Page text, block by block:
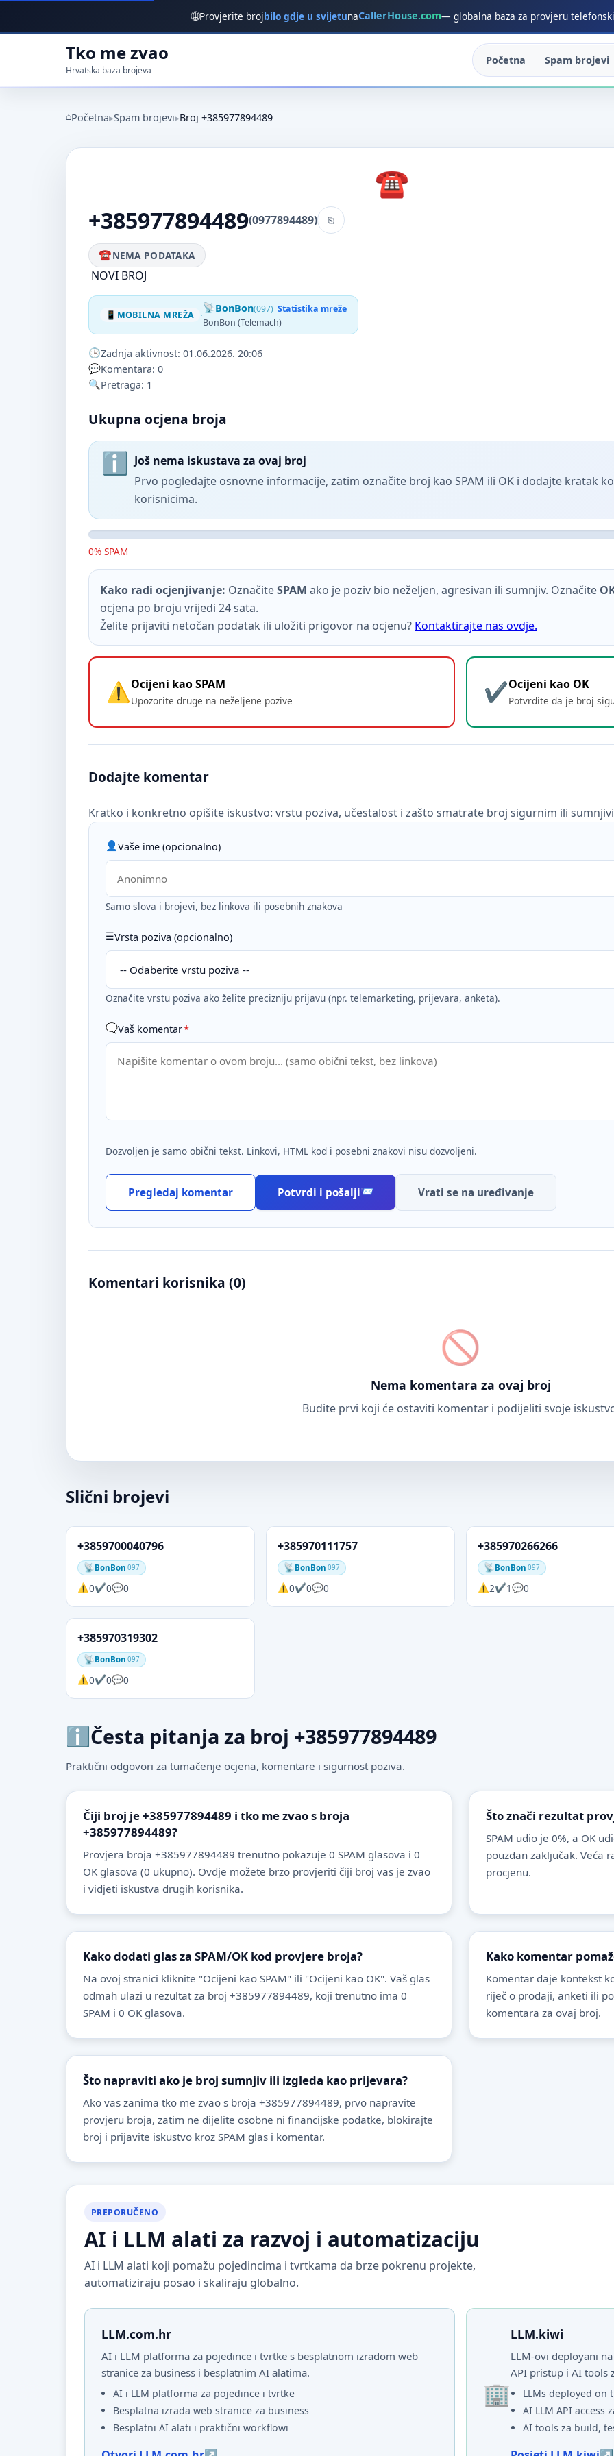
🌐Provjerite brojbilo gdje u svijetunaCallerHouse.com— globalna baza za provjeru
Tko me zvao
Hrvatska baza brojeva
Početna Spam brojevi
Početna Spam brojevi Broj +385977894489
+385977894489(0977894489)
NEMA PODATAKA
NOVI BROJ
MOBILNA MREŽA · BonBon(097) Statistika mreže
BonBon (Telemach)
Zadnja aktivnost: 01.06.2026. 20:06
Komentara: 0
Pretraga: 1
Ukupna ocjena broja
Još nema iskustava za ovaj broj
Prvo pogledajte osnovne informacije, zatim označite broj kao SPAM ili OK i dodajte kratak
korisnicima.
0% SPAM
Kako radi ocjenjivanje: OznačiteSPAM ako je poziv bio neželjen, agresivan ili sumnjiv. Označite
ocjena po broju vrijedi 24 sata.
Želite prijaviti netočan podatak ili uložiti prigovor na ocjenu? Kontaktirajte nas ovdje.
Ocijeni kao SPAM
Upozorite druge na neželjene pozive
Ocijeni kao OK
Potvrdite da je broj
Dodajte komentar
Kratko i konkretno opišite iskustvo: vrstu poziva, učestalost i zašto smatrate broj sigurnim ili
Vaše ime (opcionalno)
Samo slova i brojevi, bez linkova ili posebnih znakova
Vrsta poziva (opcionalno)
Označite vrstu poziva ako želite precizniju prijavu (npr. telemarketing, prijevara, anketa).
Vaš komentar*
Dozvoljen je samo obični tekst. Linkovi, HTML kod i posebni znakovi nisu dozvoljeni.
Pregledaj komentar Potvrdi i pošalji Vrati se na uređivanje
Komentari korisnika (0)
Nema komentara za ovaj broj
Budite prvi koji će ostaviti komentar i podijeliti svoje
Slični brojevi
+3859700040796
BonBon 097
0 0 0
+385970111757
BonBon 097
0 0 0
+385970266266
BonBon 097
2 1 0
+385970319302
BonBon 097
0 0 0
Česta pitanja za broj +385977894489
Praktični odgovori za tumačenje ocjena, komentare i sigurnost poziva.
Čiji broj je +385977894489 i tko me zvao s broja
+385977894489?
Provjera broja +385977894489 trenutno pokazuje 0 SPAM glasova i 0
OK glasova (0 ukupno). Ovdje možete brzo provjeriti čiji broj vas je zvao
i vidjeti iskustva drugih korisnika.
Što znači rezultat
SPAM udio je 0%, a OK
pouzdan zaključak. Veća
procjenu.
Kako dodati glas za SPAM/OK kod provjere broja?
Na ovoj stranici kliknite "Ocijeni kao SPAM" ili "Ocijeni kao OK". Vaš glas
odmah ulazi u rezultat za broj +385977894489, koji trenutno ima 0
SPAM i 0 OK glasova.
Kako komentar
Komentar daje kontekst
riječ o prodaji, anketi ili
komentara za ovaj broj.
Što napraviti ako je broj sumnjiv ili izgleda kao prijevara?
Ako vas zanima tko me zvao s broja +385977894489, prvo napravite
provjeru broja, zatim ne dijelite osobne ni financijske podatke, blokirajte
broj i prijavite iskustvo kroz SPAM glas i komentar.
PREPORUČENO
AI i LLM alati za razvoj i automatizaciju
AI i LLM alati koji pomažu pojedincima i tvrtkama da brze pokrenu projekte,
automatiziraju posao i skaliraju globalno.
LLM.com.hr
AI i LLM platforma za pojedince i tvrtke s besplatnom izradom web
stranice za business i besplatnim AI alatima.
AI i LLM platforma za pojedince i tvrtke
Besplatna izrada web stranice za business
Besplatni AI alati i praktični workflowi
LLM.kiwi
LLM-ovi deployani
API pristup i AI tools
LLMs deployed on
AI LLM API access
AI tools za build,